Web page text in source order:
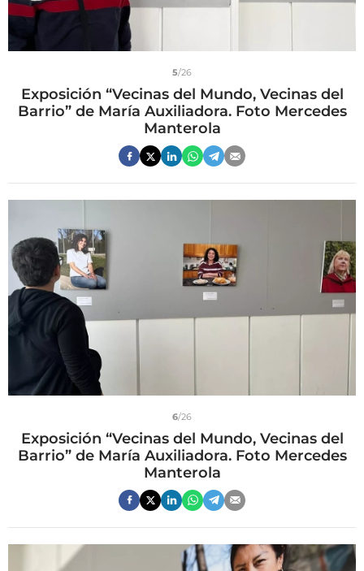
5/26
Exposición “Vecinas del Mundo, Vecinas del
Barrio” de María Auxiliadora. Foto Mercedes
Manterola
6/26
Exposición “Vecinas del Mundo, Vecinas del
Barrio” de María Auxiliadora. Foto Mercedes
Manterola